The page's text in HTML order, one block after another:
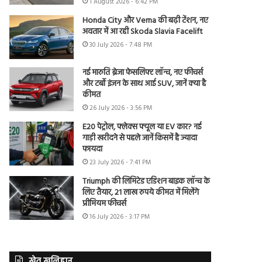
Honda City और Verna की बढ़ी टेंशन, नए
अवतार में आ रही Skoda Slavia Facelift
30 July 2026 - 7:48 PM
नई मारुति ब्रेजा फेसलिफ्ट लॉन्च, नए फीचर्स
और टर्बो इंजन के साथ आई SUV, जानें क्या है
कीमत
26 July 2026 - 3:56 PM
E20 पेट्रोल, फ्लेक्स फ्यूल या EV कार? नई
गाड़ी खरीदने से पहले जानें किसमें है ज्यादा
फायदा
23 July 2026 - 7:41 PM
Triumph की लिमिटेड एडिशन बाइक लॉन्च के
लिए तैयार, 21 लाख रुपये कीमत में मिलेंगे
प्रीमियम फीचर्स
16 July 2026 - 3:17 PM